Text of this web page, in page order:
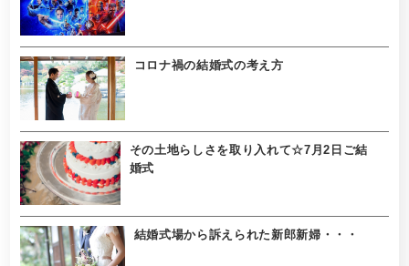
コロナ禍の結婚式の考え方
その土地らしさを取り入れて☆7月2日ご結
婚式
結婚式場から訴えられた新郎新婦・・・